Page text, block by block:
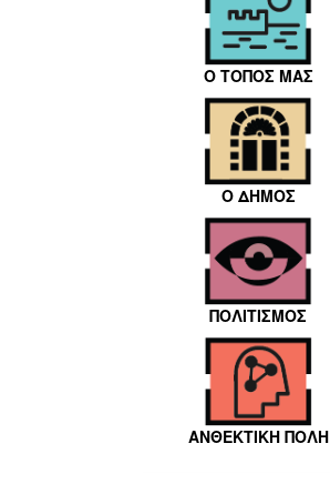
Ο ΤΟΠΟΣ ΜΑΣ
Ο ΔΗΜΟΣ
ΠΟΛΙΤΙΣΜΟΣ
ΑΝΘΕΚΤΙΚΗ ΠΟΛΗ